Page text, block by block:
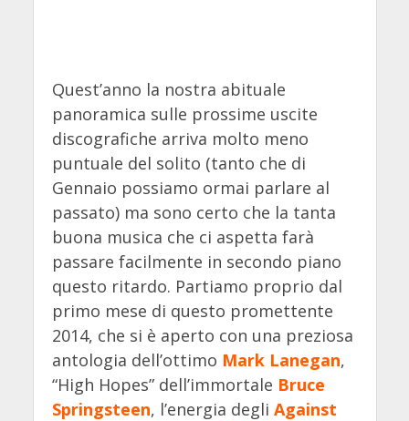
Quest’anno la nostra abituale
panoramica sulle prossime uscite
discografiche arriva molto meno
puntuale del solito (tanto che di
Gennaio possiamo ormai parlare al
passato) ma sono certo che la tanta
buona musica che ci aspetta farà
passare facilmente in secondo piano
questo ritardo. Partiamo proprio dal
primo mese di questo promettente
2014, che si è aperto con una preziosa
antologia dell’ottimo Mark Lanegan,
“High Hopes” dell’immortale Bruce
Springsteen, l’energia degli Against